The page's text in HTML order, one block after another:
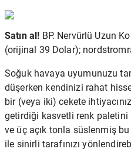
Satın al! BP. Nervürlü Uzun
(orijinal 39 Dolar);
Soğuk havaya uyumunuzu
düşerken kendinizi rahat
bir (veya iki) cekete
getirdiği kasvetli renk
ve üç açık tonla süslenmiş
ile sinirli tarafınızı